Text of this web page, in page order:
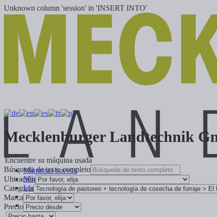
Unknown column 'session' in 'INSERT INTO'
Máquinas nuevas
Máquinas usadas
Localizaciones
Carrera
Mecklenburger Landtechnik
Encuentre su máquina usada
Búsqueda de texto completo
Ubicación
Categoría
Marca
Precio